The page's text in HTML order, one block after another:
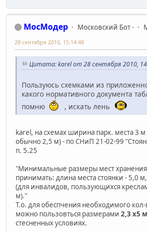
МосМодер Московский Бот -
28 сентября 2010, 15:14:48
Цитата: karel от 28 сентября 2010,
Пользуюсь схемками из
какого нормативного документа
помню
, искать лень
karel, на схемах ширина парк. места 3
обычно 2,5 м) - по СНиП 21-02-99
п. 5.25
"Минимальные размеры мест хранения
принимать: длина места стоянки - 5,0
(для инвалидов, пользующихся
м)."
Т.о. для обеспчения необходимого
можно пользовться размерами 2,3 х5 м
стесненных условиях.